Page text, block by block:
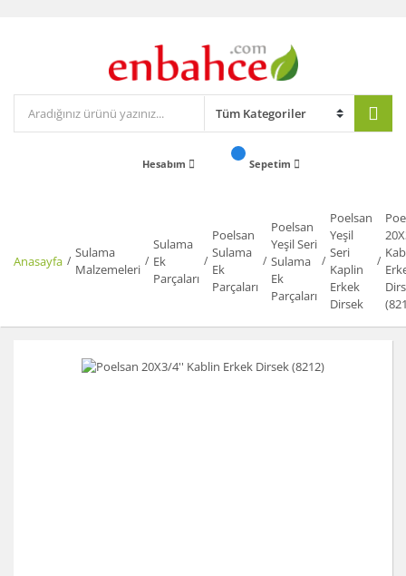
Hesabım Sepetim
Anasayfa
Sulama
Malzemeleri
Sulama
Ek
Parçaları
Poelsan
Sulama
Ek
Parçaları
Poelsan
Yeşil Seri
Sulama
Ek
Parçaları
Poelsan
Yeşil
Seri
Kaplin
Erkek
Dirsek